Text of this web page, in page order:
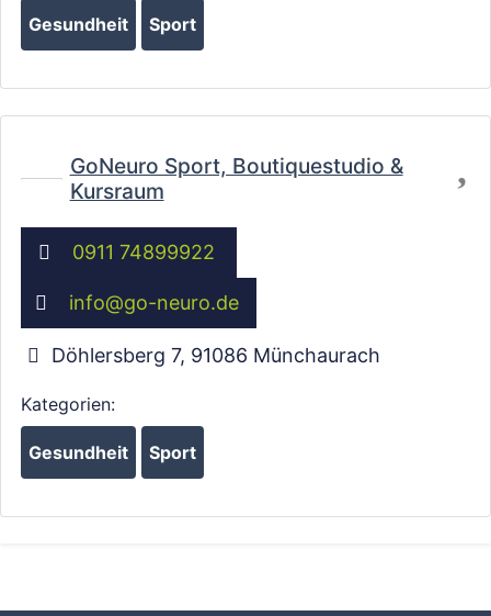
Wird geladen …
Gesundheit Sport
GoNeuro Sport, Boutiquestudio &
Kursraum
0911 74899922
info@go-neuro.de
Döhlersberg 7, 91086 Münchaurach
Kategorien:
Gesundheit Sport